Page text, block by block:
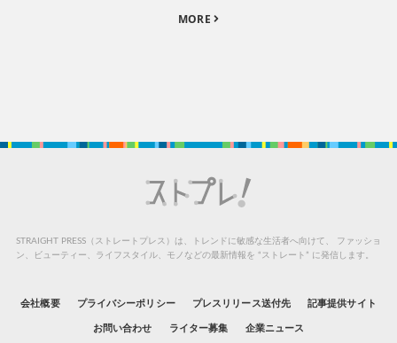
MORE
STRAIGHT PRESS（ストレートプレス）は、トレンドに敏感な生活者へ向けて、
ファッショ
ン、ビューティー、ライフスタイル、モノなどの最新情報を “ストレート” に発信します。
会社概要 プライバシーポリシー プレスリリース送付先 記事提供サイト
お問い合わせ ライター募集 企業ニュース